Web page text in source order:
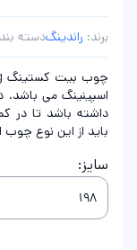
برند: راندینگدسته
اسپینینگ می باشد.
داشته‌ باشد تا در
باید از این نوع چوب
سایز: